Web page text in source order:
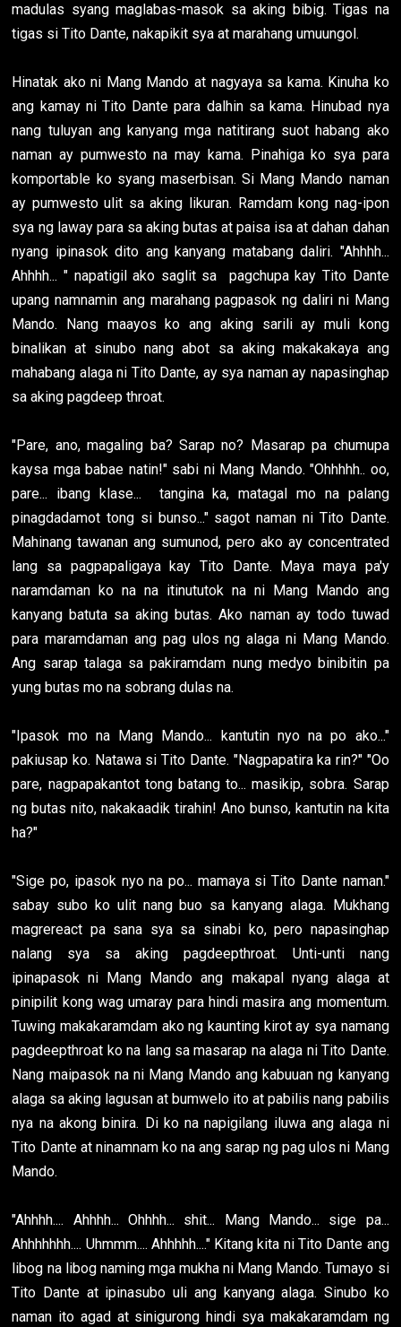
madulas syang maglabas-masok sa aking bibig. Tigas na
tigas si Tito Dante, nakapikit sya at marahang umuungol.
Hinatak ako ni Mang Mando at nagyaya sa kama. Kinuha ko
ang kamay ni Tito Dante para dalhin sa kama. Hinubad nya
nang tuluyan ang kanyang mga natitirang suot habang ako
naman ay pumwesto na may kama. Pinahiga ko sya para
komportable ko syang maserbisan. Si Mang Mando naman
ay pumwesto ulit sa aking likuran. Ramdam kong nag-ipon
sya ng laway para sa aking butas at paisa isa at dahan dahan
nyang ipinasok dito ang kanyang matabang daliri. "Ahhhh...
Ahhhh... " napatigil ako saglit sa pagchupa kay Tito Dante
upang namnamin ang marahang pagpasok ng daliri ni Mang
Mando. Nang maayos ko ang aking sarili ay muli kong
binalikan at sinubo nang abot sa aking makakakaya ang
mahabang alaga ni Tito Dante, ay sya naman ay napasinghap
sa aking pagdeep throat.
"Pare, ano, magaling ba? Sarap no? Masarap pa chumupa
kaysa mga babae natin!" sabi ni Mang Mando. "Ohhhhh.. oo,
pare... ibang klase... tangina ka, matagal mo na palang
pinagdadamot tong si bunso..." sagot naman ni Tito Dante.
Mahinang tawanan ang sumunod, pero ako ay concentrated
lang sa pagpapaligaya kay Tito Dante. Maya maya pa'y
naramdaman ko na na itinututok na ni Mang Mando ang
kanyang batuta sa aking butas. Ako naman ay todo tuwad
para maramdaman ang pag ulos ng alaga ni Mang Mando.
Ang sarap talaga sa pakiramdam nung medyo binibitin pa
yung butas mo na sobrang dulas na.
"Ipasok mo na Mang Mando... kantutin nyo na po ako..."
pakiusap ko. Natawa si Tito Dante. "Nagpapatira ka rin?" "Oo
pare, nagpapakantot tong batang to... masikip, sobra. Sarap
ng butas nito, nakakaadik tirahin! Ano bunso, kantutin na kita
ha?"
"Sige po, ipasok nyo na po... mamaya si Tito Dante naman."
sabay subo ko ulit nang buo sa kanyang alaga. Mukhang
magrereact pa sana sya sa sinabi ko, pero napasinghap
nalang sya sa aking pagdeepthroat. Unti-unti nang
ipinapasok ni Mang Mando ang makapal nyang alaga at
pinipilit kong wag umaray para hindi masira ang momentum.
Tuwing makakaramdam ako ng kaunting kirot ay sya namang
pagdeepthroat ko na lang sa masarap na alaga ni Tito Dante.
Nang maipasok na ni Mang Mando ang kabuuan ng kanyang
alaga sa aking lagusan at bumwelo ito at pabilis nang pabilis
nya na akong binira. Di ko na napigilang iluwa ang alaga ni
Tito Dante at ninamnam ko na ang sarap ng pag ulos ni Mang
Mando.
"Ahhhh.... Ahhhh... Ohhhh... shit... Mang Mando... sige pa...
Ahhhhhhh.... Uhmmm.... Ahhhhh...." Kitang kita ni Tito Dante ang
libog na libog naming mga mukha ni Mang Mando. Tumayo si
Tito Dante at ipinasubo uli ang kanyang alaga. Sinubo ko
naman ito agad at sinigurong hindi sya makakaramdam ng